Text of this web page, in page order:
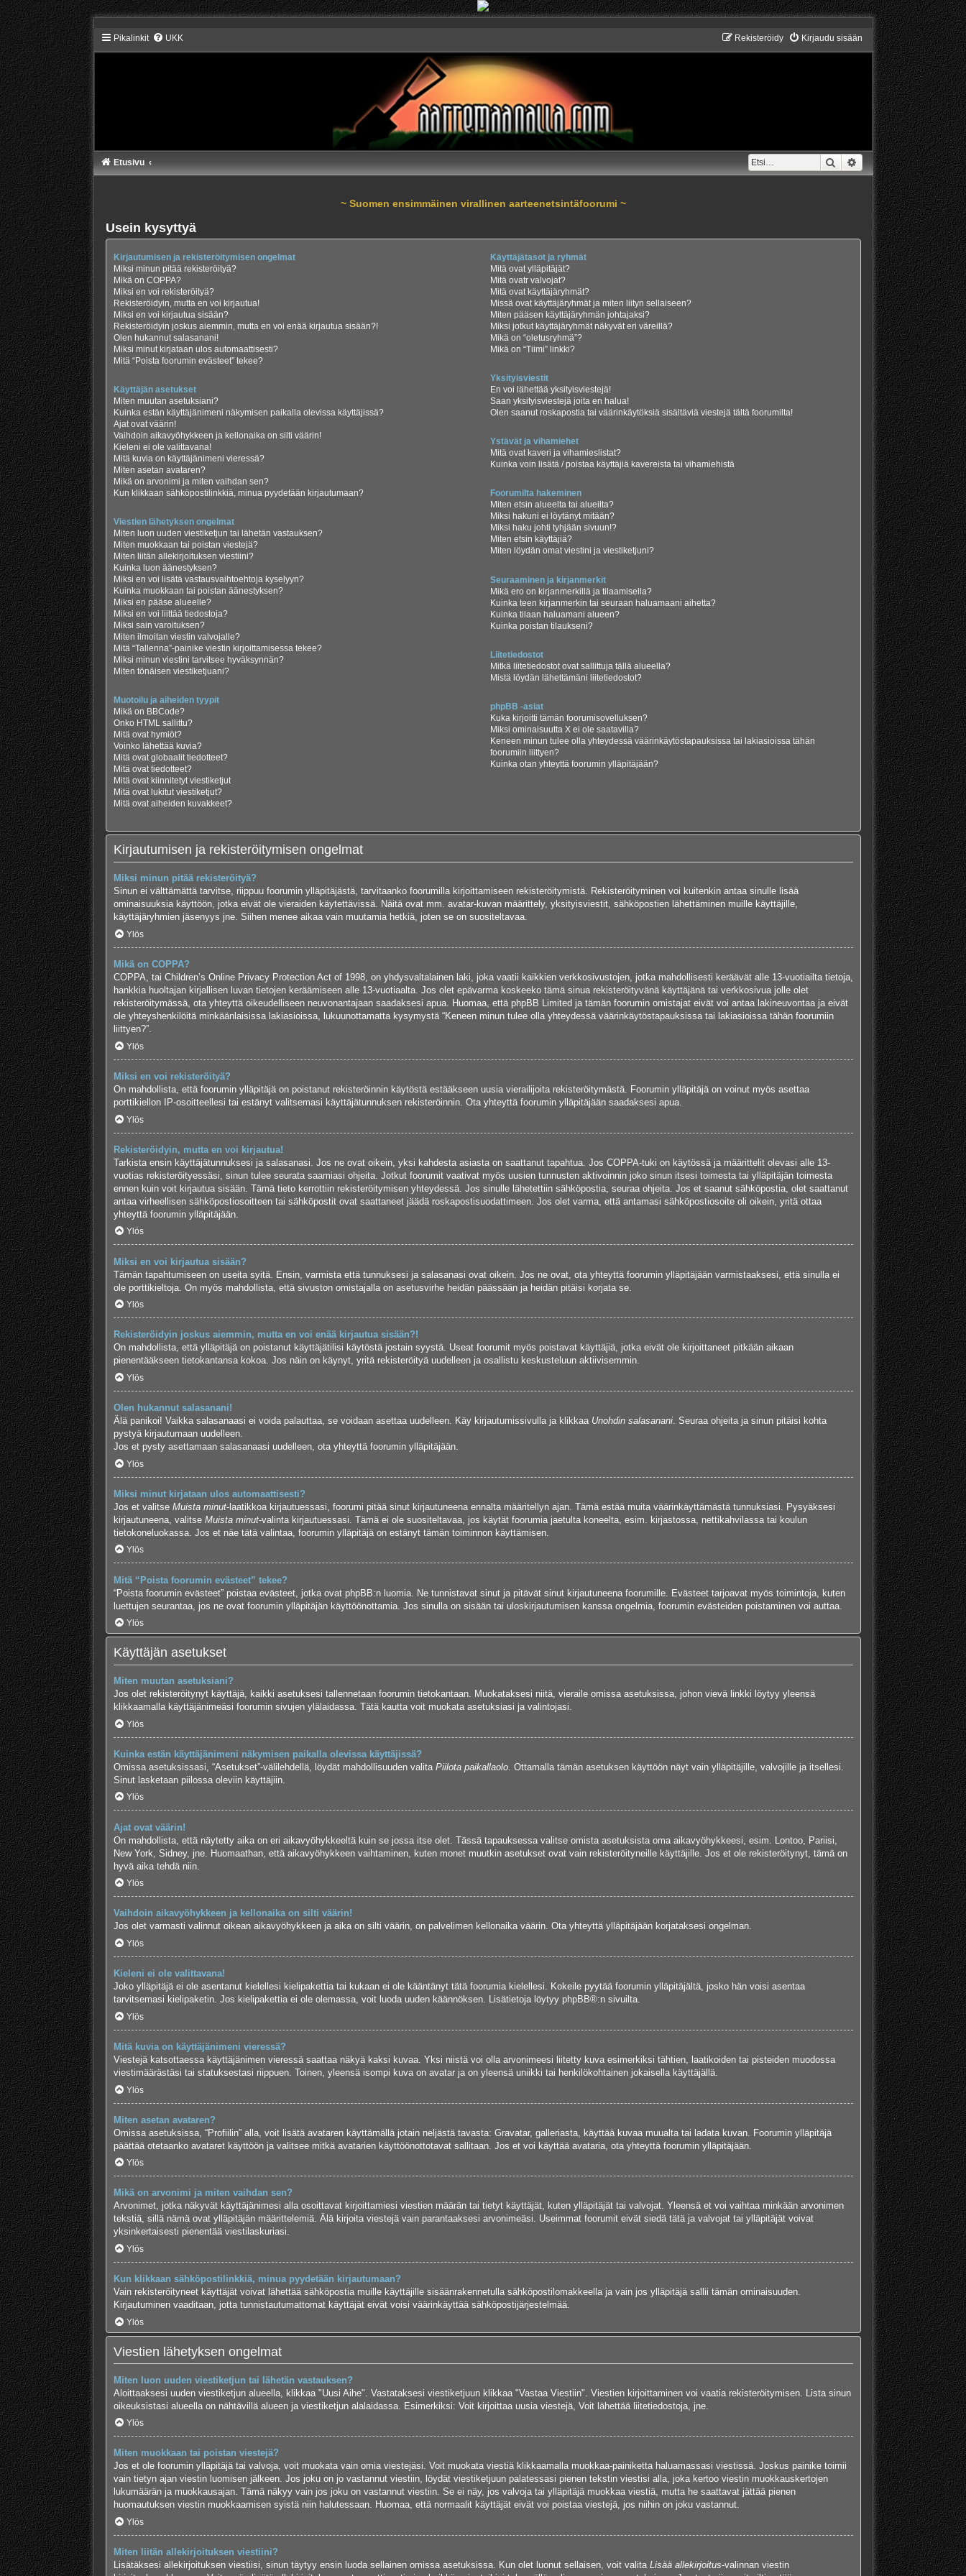
Pikalinkit UKK Kirjaudu sisään
Rekisteröidy
Etsi Tarkennettu haku
Etusivu
~ Suomen ensimmäinen virallinen aarteenetsintäfoorumi ~
Usein kysyttyä
Kirjautumisen ja rekisteröitymisen ongelmat
Miksi minun pitää rekisteröityä?
Mikä on COPPA?
Miksi en voi rekisteröityä?
Rekisteröidyin, mutta en voi kirjautua!
Miksi en voi kirjautua sisään?
Rekisteröidyin joskus aiemmin, mutta en voi enää kirjautua sisään?!
Olen hukannut salasanani!
Miksi minut kirjataan ulos automaattisesti?
Mitä “Poista foorumin evästeet” tekee?
Käyttäjän asetukset
Miten muutan asetuksiani?
Kuinka estän käyttäjänimeni näkymisen paikalla olevissa käyttäjissä?
Ajat ovat väärin!
Vaihdoin aikavyöhykkeen ja kellonaika on silti väärin!
Kieleni ei ole valittavana!
Mitä kuvia on käyttäjänimeni vieressä?
Miten asetan avataren?
Mikä on arvonimi ja miten vaihdan sen?
Kun klikkaan sähköpostilinkkiä, minua pyydetään kirjautumaan?
Viestien lähetyksen ongelmat
Miten luon uuden viestiketjun tai lähetän vastauksen?
Miten muokkaan tai poistan viestejä?
Miten liitän allekirjoituksen viestiini?
Kuinka luon äänestyksen?
Miksi en voi lisätä vastausvaihtoehtoja kyselyyn?
Kuinka muokkaan tai poistan äänestyksen?
Miksi en pääse alueelle?
Miksi en voi liittää tiedostoja?
Miksi sain varoituksen?
Miten ilmoitan viestin valvojalle?
Mitä “Tallenna”-painike viestin kirjoittamisessa tekee?
Miksi minun viestini tarvitsee hyväksynnän?
Miten tönäisen viestiketjuani?
Muotoilu ja aiheiden tyypit
Mikä on BBCode?
Onko HTML sallittu?
Mitä ovat hymiöt?
Voinko lähettää kuvia?
Mitä ovat globaalit tiedotteet?
Mitä ovat tiedotteet?
Mitä ovat kiinnitetyt viestiketjut
Mitä ovat lukitut viestiketjut?
Mitä ovat aiheiden kuvakkeet?
Käyttäjätasot ja ryhmät
Mitä ovat ylläpitäjät?
Mitä ovatr valvojat?
Mitä ovat käyttäjäryhmät?
Missä ovat käyttäjäryhmät ja miten liityn sellaiseen?
Miten pääsen käyttäjäryhmän johtajaksi?
Miksi jotkut käyttäjäryhmät näkyvät eri väreillä?
Mikä on “oletusryhmä”?
Mikä on “Tiimi” linkki?
Yksityisviestit
En voi lähettää yksityisviestejä!
Saan yksityisviestejä joita en halua!
Olen saanut roskapostia tai väärinkäytöksiä sisältäviä viestejä tältä foorumilta!
Ystävät ja vihamiehet
Mitä ovat kaveri ja vihamieslistat?
Kuinka voin lisätä / poistaa käyttäjiä kavereista tai vihamiehistä
Foorumilta hakeminen
Miten etsin alueelta tai alueilta?
Miksi hakuni ei löytänyt mitään?
Miksi haku johti tyhjään sivuun!?
Miten etsin käyttäjiä?
Miten löydän omat viestini ja viestiketjuni?
Seuraaminen ja kirjanmerkit
Mikä ero on kirjanmerkillä ja tilaamisella?
Kuinka teen kirjanmerkin tai seuraan haluamaani aihetta?
Kuinka tilaan haluamani alueen?
Kuinka poistan tilaukseni?
Liitetiedostot
Mitkä liitetiedostot ovat sallittuja tällä alueella?
Mistä löydän lähettämäni liitetiedostot?
phpBB -asiat
Kuka kirjoitti tämän foorumisovelluksen?
Miksi ominaisuutta X ei ole saatavilla?
Keneen minun tulee olla yhteydessä väärinkäytöstapauksissa tai lakiasioissa tähän
foorumiin liittyen?
Kuinka otan yhteyttä foorumin ylläpitäjään?
Kirjautumisen ja rekisteröitymisen ongelmat
Miksi minun pitää rekisteröityä?
Sinun ei välttämättä tarvitse, riippuu foorumin ylläpitäjästä, tarvitaanko foorumilla kirjoittamiseen rekisteröitymistä. Rekisteröityminen voi kuitenkin antaa sinulle lisää
ominaisuuksia käyttöön, jotka eivät ole vieraiden käytettävissä. Näitä ovat mm. avatar-kuvan määrittely, yksityisviestit, sähköpostien lähettäminen muille käyttäjille,
käyttäjäryhmien jäsenyys jne. Siihen menee aikaa vain muutamia hetkiä, joten se on suositeltavaa.
Ylös
Mikä on COPPA?
COPPA, tai Children’s Online Privacy Protection Act of 1998, on yhdysvaltalainen laki, joka vaatii kaikkien verkkosivustojen, jotka mahdollisesti keräävät alle 13-vuotiailta tietoja,
hankkia huoltajan kirjallisen luvan tietojen keräämiseen alle 13-vuotiaalta. Jos olet epävarma koskeeko tämä sinua rekisteröityvänä käyttäjänä tai verkkosivua jolle olet
rekisteröitymässä, ota yhteyttä oikeudelliseen neuvonantajaan saadaksesi apua. Huomaa, että phpBB Limited ja tämän foorumin omistajat eivät voi antaa lakineuvontaa ja eivät
ole yhteyshenkilöitä minkäänlaisissa lakiasioissa, lukuunottamatta kysymystä “Keneen minun tulee olla yhteydessä väärinkäytöstapauksissa tai lakiasioissa tähän foorumiin
liittyen?”.
Ylös
Miksi en voi rekisteröityä?
On mahdollista, että foorumin ylläpitäjä on poistanut rekisteröinnin käytöstä estääkseen uusia vierailijoita rekisteröitymästä. Foorumin ylläpitäjä on voinut myös asettaa
porttikiellon IP-osoitteellesi tai estänyt valitsemasi käyttäjätunnuksen rekisteröinnin. Ota yhteyttä foorumin ylläpitäjään saadaksesi apua.
Ylös
Rekisteröidyin, mutta en voi kirjautua!
Tarkista ensin käyttäjätunnuksesi ja salasanasi. Jos ne ovat oikein, yksi kahdesta asiasta on saattanut tapahtua. Jos COPPA-tuki on käytössä ja määrittelit olevasi alle 13-
vuotias rekisteröityessäsi, sinun tulee seurata saamiasi ohjeita. Jotkut foorumit vaativat myös uusien tunnusten aktivoinnin joko sinun itsesi toimesta tai ylläpitäjän toimesta
ennen kuin voit kirjautua sisään. Tämä tieto kerrottiin rekisteröitymisen yhteydessä. Jos sinulle lähetettiin sähköpostia, seuraa ohjeita. Jos et saanut sähköpostia, olet saattanut
antaa virheellisen sähköpostiosoitteen tai sähköpostit ovat saattaneet jäädä roskapostisuodattimeen. Jos olet varma, että antamasi sähköpostiosoite oli oikein, yritä ottaa
yhteyttä foorumin ylläpitäjään.
Ylös
Miksi en voi kirjautua sisään?
Tämän tapahtumiseen on useita syitä. Ensin, varmista että tunnuksesi ja salasanasi ovat oikein. Jos ne ovat, ota yhteyttä foorumin ylläpitäjään varmistaaksesi, että sinulla ei
ole porttikieltoja. On myös mahdollista, että sivuston omistajalla on asetusvirhe heidän päässään ja heidän pitäisi korjata se.
Ylös
Rekisteröidyin joskus aiemmin, mutta en voi enää kirjautua sisään?!
On mahdollista, että ylläpitäjä on poistanut käyttäjätilisi käytöstä jostain syystä. Useat foorumit myös poistavat käyttäjiä, jotka eivät ole kirjoittaneet pitkään aikaan
pienentääkseen tietokantansa kokoa. Jos näin on käynyt, yritä rekisteröityä uudelleen ja osallistu keskusteluun aktiivisemmin.
Ylös
Olen hukannut salasanani!
Älä panikoi! Vaikka salasanaasi ei voida palauttaa, se voidaan asettaa uudelleen. Käy kirjautumissivulla ja klikkaa Unohdin salasanani. Seuraa ohjeita ja sinun pitäisi kohta
pystyä kirjautumaan uudelleen.
Jos et pysty asettamaan salasanaasi uudelleen, ota yhteyttä foorumin ylläpitäjään.
Ylös
Miksi minut kirjataan ulos automaattisesti?
Jos et valitse Muista minut-laatikkoa kirjautuessasi, foorumi pitää sinut kirjautuneena ennalta määritellyn ajan. Tämä estää muita väärinkäyttämästä tunnuksiasi. Pysyäksesi
kirjautuneena, valitse Muista minut-valinta kirjautuessasi. Tämä ei ole suositeltavaa, jos käytät foorumia jaetulta koneelta, esim. kirjastossa, nettikahvilassa tai koulun
tietokoneluokassa. Jos et näe tätä valintaa, foorumin ylläpitäjä on estänyt tämän toiminnon käyttämisen.
Ylös
Mitä “Poista foorumin evästeet” tekee?
“Poista foorumin evästeet” poistaa evästeet, jotka ovat phpBB:n luomia. Ne tunnistavat sinut ja pitävät sinut kirjautuneena foorumille. Evästeet tarjoavat myös toimintoja, kuten
luettujen seurantaa, jos ne ovat foorumin ylläpitäjän käyttöönottamia. Jos sinulla on sisään tai uloskirjautumisen kanssa ongelmia, foorumin evästeiden poistaminen voi auttaa.
Ylös
Käyttäjän asetukset
Miten muutan asetuksiani?
Jos olet rekisteröitynyt käyttäjä, kaikki asetuksesi tallennetaan foorumin tietokantaan. Muokataksesi niitä, vieraile omissa asetuksissa, johon vievä linkki löytyy yleensä
klikkaamalla käyttäjänimeäsi foorumin sivujen ylälaidassa. Tätä kautta voit muokata asetuksiasi ja valintojasi.
Ylös
Kuinka estän käyttäjänimeni näkymisen paikalla olevissa käyttäjissä?
Omissa asetuksissasi, “Asetukset”-välilehdellä, löydät mahdollisuuden valita Piilota paikallaolo. Ottamalla tämän asetuksen käyttöön näyt vain ylläpitäjille, valvojille ja itsellesi.
Sinut lasketaan piilossa oleviin käyttäjiin.
Ylös
Ajat ovat väärin!
On mahdollista, että näytetty aika on eri aikavyöhykkeeltä kuin se jossa itse olet. Tässä tapauksessa valitse omista asetuksista oma aikavyöhykkeesi, esim. Lontoo, Pariisi,
New York, Sidney, jne. Huomaathan, että aikavyöhykkeen vaihtaminen, kuten monet muutkin asetukset ovat vain rekisteröityneille käyttäjille. Jos et ole rekisteröitynyt, tämä on
hyvä aika tehdä niin.
Ylös
Vaihdoin aikavyöhykkeen ja kellonaika on silti väärin!
Jos olet varmasti valinnut oikean aikavyöhykkeen ja aika on silti väärin, on palvelimen kellonaika väärin. Ota yhteyttä ylläpitäjään korjataksesi ongelman.
Ylös
Kieleni ei ole valittavana!
Joko ylläpitäjä ei ole asentanut kielellesi kielipakettia tai kukaan ei ole kääntänyt tätä foorumia kielellesi. Kokeile pyytää foorumin ylläpitäjältä, josko hän voisi asentaa
tarvitsemasi kielipaketin. Jos kielipakettia ei ole olemassa, voit luoda uuden käännöksen. Lisätietoja löytyy phpBB®:n sivuilta.
Ylös
Mitä kuvia on käyttäjänimeni vieressä?
Viestejä katsottaessa käyttäjänimen vieressä saattaa näkyä kaksi kuvaa. Yksi niistä voi olla arvonimeesi liitetty kuva esimerkiksi tähtien, laatikoiden tai pisteiden muodossa
viestimäärästäsi tai statuksestasi riippuen. Toinen, yleensä isompi kuva on avatar ja on yleensä uniikki tai henkilökohtainen jokaisella käyttäjällä.
Ylös
Miten asetan avataren?
Omissa asetuksissa, “Profiilin” alla, voit lisätä avataren käyttämällä jotain neljästä tavasta: Gravatar, galleriasta, käyttää kuvaa muualta tai ladata kuvan. Foorumin ylläpitäjä
päättää otetaanko avataret käyttöön ja valitsee mitkä avatarien käyttöönottotavat sallitaan. Jos et voi käyttää avataria, ota yhteyttä foorumin ylläpitäjään.
Ylös
Mikä on arvonimi ja miten vaihdan sen?
Arvonimet, jotka näkyvät käyttäjänimesi alla osoittavat kirjoittamiesi viestien määrän tai tietyt käyttäjät, kuten ylläpitäjät tai valvojat. Yleensä et voi vaihtaa minkään arvonimen
tekstiä, sillä nämä ovat ylläpitäjän määrittelemiä. Älä kirjoita viestejä vain parantaaksesi arvonimeäsi. Useimmat foorumit eivät siedä tätä ja valvojat tai ylläpitäjät voivat
yksinkertaisesti pienentää viestilaskuriasi.
Ylös
Kun klikkaan sähköpostilinkkiä, minua pyydetään kirjautumaan?
Vain rekisteröityneet käyttäjät voivat lähettää sähköpostia muille käyttäjille sisäänrakennetulla sähköpostilomakkeella ja vain jos ylläpitäjä sallii tämän ominaisuuden.
Kirjautuminen vaaditaan, jotta tunnistautumattomat käyttäjät eivät voisi väärinkäyttää sähköpostijärjestelmää.
Ylös
Viestien lähetyksen ongelmat
Miten luon uuden viestiketjun tai lähetän vastauksen?
Aloittaaksesi uuden viestiketjun alueella, klikkaa "Uusi Aihe". Vastataksesi viestiketjuun klikkaa "Vastaa Viestiin". Viestien kirjoittaminen voi vaatia rekisteröitymisen. Lista sinun
oikeuksistasi alueella on nähtävillä alueen ja viestiketjun alalaidassa. Esimerkiksi: Voit kirjoittaa uusia viestejä, Voit lähettää liitetiedostoja, jne.
Ylös
Miten muokkaan tai poistan viestejä?
Jos et ole foorumin ylläpitäjä tai valvoja, voit muokata vain omia viestejäsi. Voit muokata viestiä klikkaamalla muokkaa-painiketta haluamassasi viestissä. Joskus painike toimii
vain tietyn ajan viestin luomisen jälkeen. Jos joku on jo vastannut viestiin, löydät viestiketjuun palatessasi pienen tekstin viestisi alla, joka kertoo viestin muokkauskertojen
lukumäärän ja muokkausajan. Tämä näkyy vain jos joku on vastannut viestiin. Se ei näy, jos valvoja tai ylläpitäjä muokkaa viestiä, mutta he saattavat jättää pienen
huomautuksen viestin muokkaamisen syistä niin halutessaan. Huomaa, että normaalit käyttäjät eivät voi poistaa viestejä, jos niihin on joku vastannut.
Ylös
Miten liitän allekirjoituksen viestiini?
Lisätäksesi allekirjoituksen viestiisi, sinun täytyy ensin luoda sellainen omissa asetuksissa. Kun olet luonut sellaisen, voit valita Lisää allekirjoitus-valinnan viestin